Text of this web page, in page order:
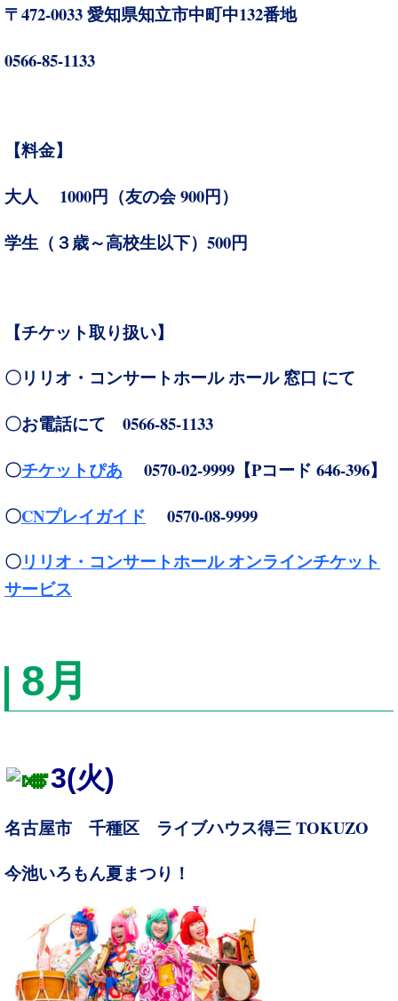
〒472-0033 愛知県知立市中町中132番地
0566-85-1133
【料金】
大人 1000円（友の会900円）
学生（３歳～高校生以下） 500円
【チケット取り扱い】
〇リリオ・コンサートホール ホール 窓口 にて
〇お電話にて 0566-85-1133
〇チケットぴあ 0570-02-9999 【Pコード 646-396】
〇CNプレイガイド 0570-08-9999
〇リリオ・コンサートホール オンラインチケット
サービス
8月
3(火)
名古屋市 千種区 ライブハウス得三 TOKUZO
今池いろもん夏まつり！